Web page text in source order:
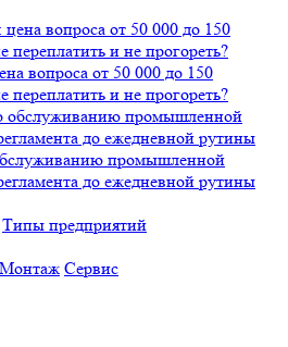
вопроса от 50 000 до 150
и не прогореть?
промышленной
до ежедневной рутины
Типы предприятий
Монтаж Сервис